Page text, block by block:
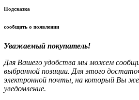
Подсказка
сообщить о появлении
Уважаемый покупатель!
Для Вашего удобства мы можем
выбранной позиции. Для этого
электронной почты, на который Вы
уведомление.